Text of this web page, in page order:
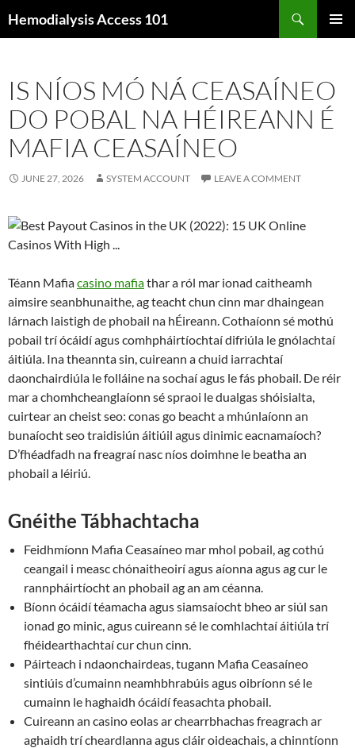
toHemodialysis Access 101
IS NÍOS MÓ NÁ CEASAÍNEO
DO POBAL NA HÉIREANN É
MAFIA CEASAÍNEO
JUNE 27, 2026 SYSTEM ACCOUNT LEAVE A COMMENT
Téann Mafiacasino mafiathar a ról mar ionad caitheamh
aimsire seanbhunaithe, ag teacht chun cinn mar dhaingean
lárnach laistigh de phobail na hÉireann. Cothaíonn sé mothú
pobail trí ócáidí agus comhpháirtíochtaí difriúla le gnólachtaí
áitiúla. Ina theannta sin, cuireann a chuid iarrachtaí
daonchairdiúla le folláine na sochaí agus le fás phobail. De réir
mar a chomhcheanglaíonn sé spraoi le dualgas shóisialta,
cuirtear an cheist seo: conas go beacht a mhúnlaíonn an
bunaíocht seo traidisiún áitiúil agus dinimic eacnamaíoch?
D’fhéadfadh na freagraí nasc níos doimhne le beatha an
phobail a léiriú.
Gnéithe Tábhachtacha
Feidhmíonn Mafia Ceasaíneo mar mhol pobail, ag cothú
ceangail i measc chónaitheoirí agus aíonna agus ag cur le
rannpháirtíocht an phobail ag an am céanna.
Bíonn ócáidí téamacha agus siamsaíocht bheo ar siúl san
ionad go minic, agus cuireann sé le comhlachtaí áitiúla trí
fhéidearthachtaí cur chun cinn.
Páirteach i ndaonchairdeas, tugann Mafia Ceasaíneo
sintiúis d’cumainn neamhbhrabúis agus oibríonn sé le
cumainn le haghaidh ócáidí feasachta phobail.
Cuireann an casino eolas ar chearrbhachas freagrach ar
aghaidh trí cheardlanna agus cláir oideachais, a chinntíonn